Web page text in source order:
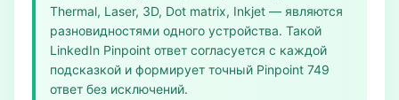
Thermal, Laser, 3D, Dot matrix, Inkjet — являются
разновидностями одного устройства. Такой
LinkedIn Pinpoint ответ согласуется с каждой
подсказкой и формирует точный Pinpoint 749
ответ без исключений.